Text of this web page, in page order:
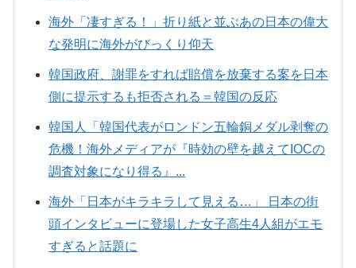
海外「凄すぎる！」折り紙と並ぶあの日本の偉大
な発明に海外がびっくり仰天
韓国政府、謝罪をすれば賠償を放棄する案を日本
側に提示するも拒否される＝韓国の反応
韓国人「韓国代表がロンドン五輪銅メダル剥奪の
危機！海外メディアが『時効の壁を越えてIOCの
調査対象になり得る』...
海外「日本がキラキラして見える…」 日本の街
頭インタビューに登場した女子高生4人組がエモ
すぎると話題に